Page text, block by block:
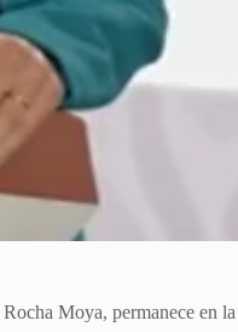
Moya, permanece en la